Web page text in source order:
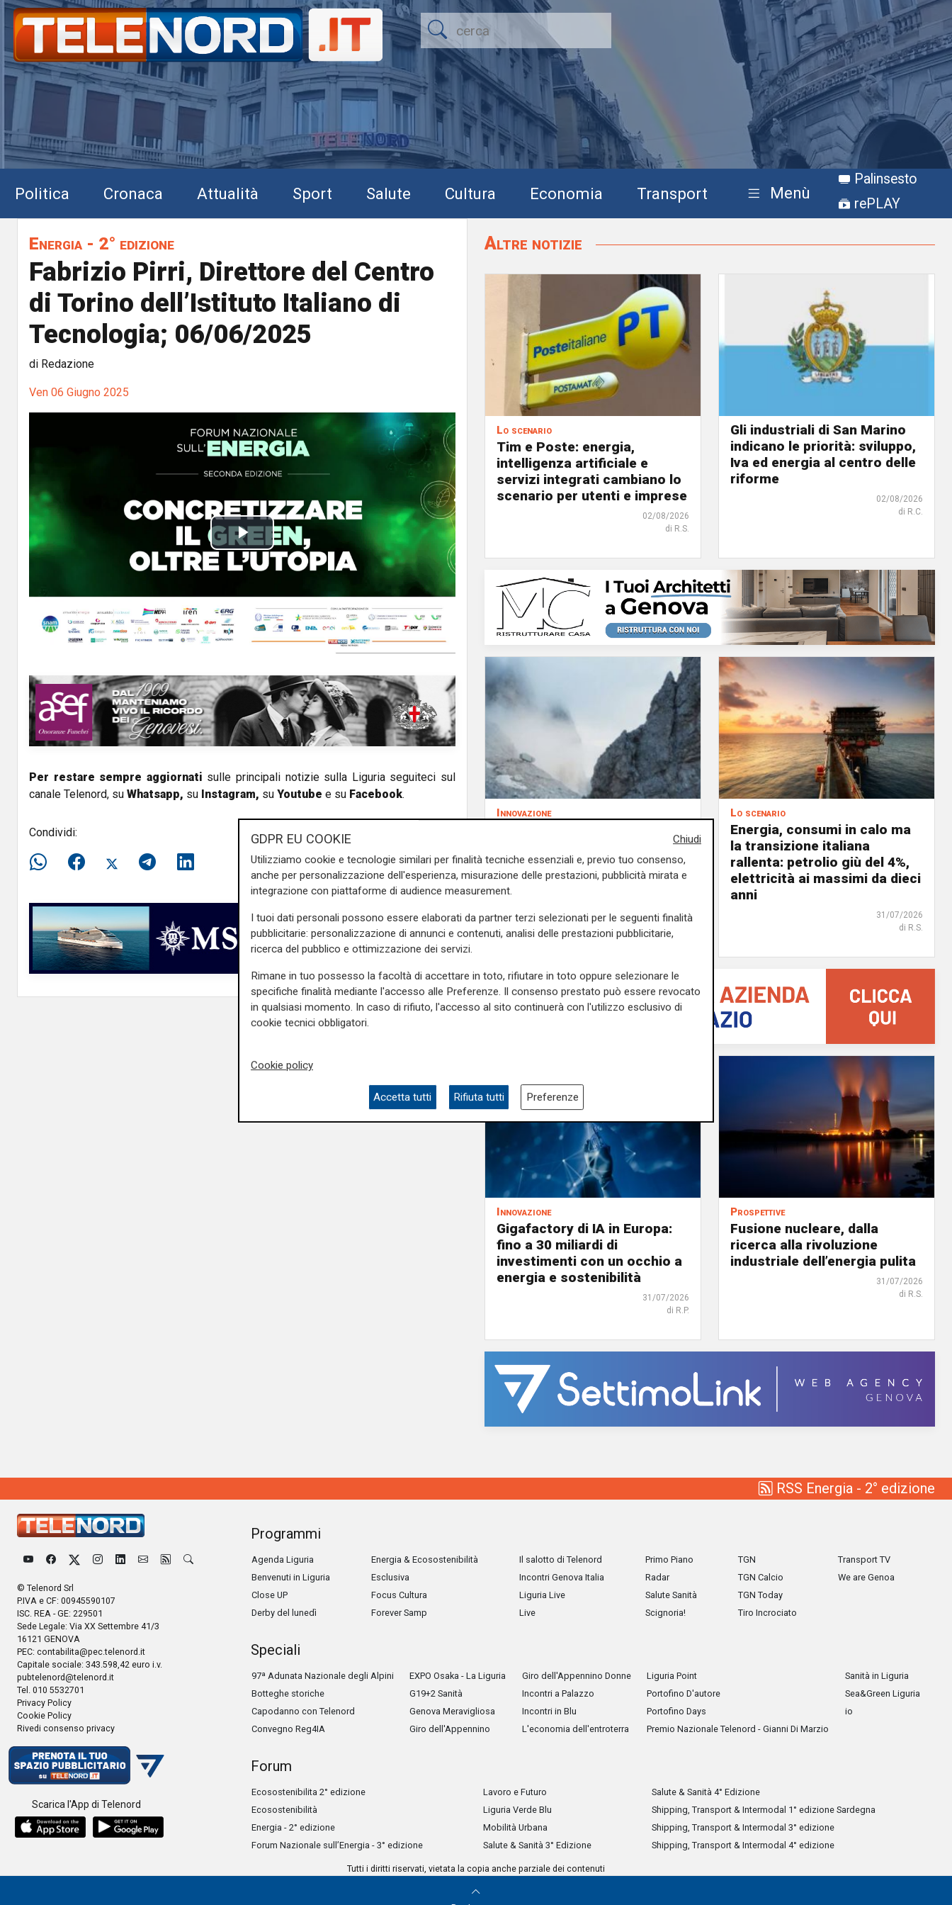
Politica Cronaca Attualità Sport Salute Cultura Economia Transport Menù
Palinsesto
rePLAY
Energia - 2° edizione
Fabrizio Pirri, Direttore del Centro
di Torino dell’Istituto Italiano di
Tecnologia; 06/06/2025
di Redazione
Ven 06 Giugno 2025
P
y
V
d
e
o
Per restare sempre aggiornati sulle principali notizie sulla Liguria seguiteci sul
canale Telenord, su Whatsapp, su Instagram, su Youtube e su Facebook.
Condividi:
Altre notizie
Lo scenario
Tim e Poste: energia,
intelligenza artificiale e
servizi integrati cambiano lo
scenario per utenti e imprese
02/08/2026
di R.S.
Gli industriali di San Marino
indicano le priorità: sviluppo,
Iva ed energia al centro delle
riforme
02/08/2026
di R.C.
Innovazione
Primo Climate per accelerare
la transizione energetica
di R.S.
Lo scenario
Energia, consumi in calo ma
la transizione italiana
rallenta: petrolio giù del 4%,
elettricità ai massimi da dieci
anni
31/07/2026
di R.S.
Innovazione
Gigafactory di IA in Europa:
fino a 30 miliardi di
investimenti con un occhio a
energia e sostenibilità
31/07/2026
di R.P.
Prospettive
Fusione nucleare, dalla
ricerca alla rivoluzione
industriale dell’energia pulita
31/07/2026
di R.S.
RSS Energia - 2° edizione
© Telenord Srl
P.IVA e CF: 00945590107
ISC. REA - GE: 229501
Sede Legale: Via XX Settembre 41/3
16121 GENOVA
PEC: contabilita@pec.telenord.it
Capitale sociale: 343.598,42 euro i.v.
pubtelenord@telenord.it
Tel. 010 5532701
Privacy Policy
Cookie Policy
Rivedi consenso privacy
Scarica l'App di Telenord
Programmi
Agenda Liguria
Benvenuti in Liguria
Close UP
Derby del lunedì
Energia & Ecosostenibilità
Esclusiva
Focus Cultura
Forever Samp
Il salotto di Telenord
Incontri Genova Italia
Liguria Live
Live
Primo Piano
Radar
Salute Sanità
Scignoria!
TGN
TGN Calcio
TGN Today
Tiro Incrociato
Transport TV
We are Genoa
Speciali
97ª Adunata Nazionale degli Alpini
Botteghe storiche
Capodanno con Telenord
Convegno Reg4IA
EXPO Osaka - La Liguria
G19+2 Sanità
Genova Meravigliosa
Giro dell'Appennino
Giro dell'Appennino Donne
Incontri a Palazzo
Incontri in Blu
L'economia dell'entroterra
Liguria Point
Portofino D'autore
Portofino Days
Premio Nazionale Telenord - Gianni Di Marzio
Sanità in Liguria
Sea&Green Liguria
io
Forum
Ecosostenibilita 2° edizione
Ecosostenibilità
Energia - 2° edizione
Forum Nazionale sull’Energia - 3° edizione
Lavoro e Futuro
Liguria Verde Blu
Mobilità Urbana
Salute & Sanità 3° Edizione
Salute & Sanità 4° Edizione
Shipping, Transport & Intermodal 1° edizione Sardegna
Shipping, Transport & Intermodal 3° edizione
Shipping, Transport & Intermodal 4° edizione
Tutti i diritti riservati, vietata la copia anche parziale dei contenuti
Chiudi
GDPR EU COOKIE
Utilizziamo cookie e tecnologie similari per finalità tecniche essenziali e, previo tuo consenso,
anche per personalizzazione dell'esperienza, misurazione delle prestazioni, pubblicità mirata e
integrazione con piattaforme di audience measurement.
I tuoi dati personali possono essere elaborati da partner terzi selezionati per le seguenti finalità
pubblicitarie: personalizzazione di annunci e contenuti, analisi delle prestazioni pubblicitarie,
ricerca del pubblico e ottimizzazione dei servizi.
Rimane in tuo possesso la facoltà di accettare in toto, rifiutare in toto oppure selezionare le
specifiche finalità mediante l'accesso alle Preferenze. Il consenso prestato può essere revocato
in qualsiasi momento. In caso di rifiuto, l'accesso al sito continuerà con l'utilizzo esclusivo di
cookie tecnici obbligatori.
Cookie policy
Accetta tutti Rifiuta tutti Preferenze